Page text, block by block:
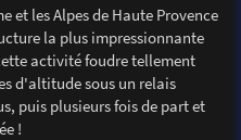
et les Alpes de Haute Provence
la plus impressionnante
activité foudre tellement
d'altitude sous un relais
puis plusieurs fois de part et
!